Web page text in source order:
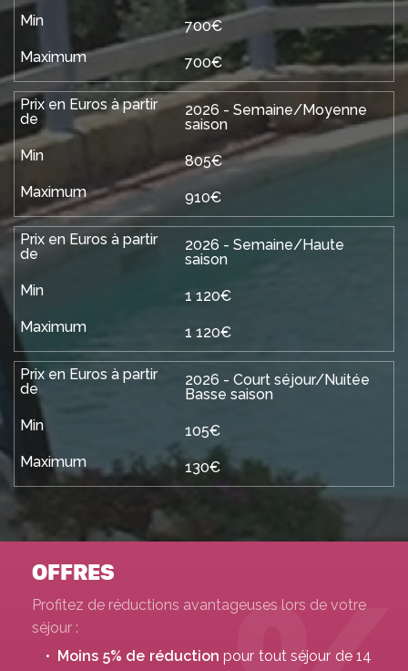
700€
700€
2026 - Semaine/Moyenne
saison
805€
910€
2026 - Semaine/Haute
saison
1 120€
1 120€
2026 - Court séjour/Nuitée
Basse saison
105€
130€
OFFRES
Profitez de réductions avantageuses lors de votre
séjour :
Moins 5% de réduction pour tout séjour de 14